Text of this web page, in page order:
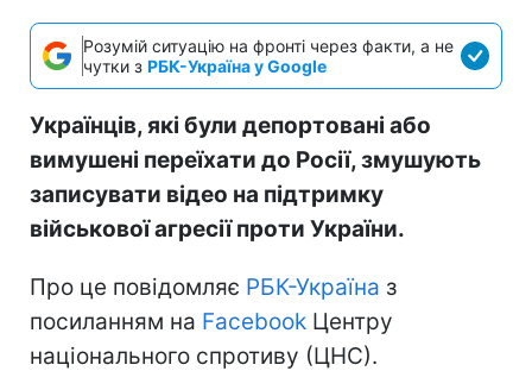
Розумій ситуацію на фронті через факти, а не
чутки з РБК-Україна у Google
Українців, які були депортовані або
вимушені переїхати до Росії, змушують
записувати відео на підтримку
військової агресії проти України.
Про це повідомляє РБК-Україна з
посиланням на Facebook Центру
національного спротиву (ЦНС).